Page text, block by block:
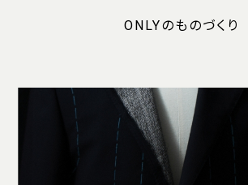
ONLYのものづくり